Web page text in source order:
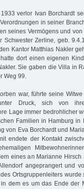
verlor Ivan Borchardt
in seiner
seines Vermögens und
Schwester Zerline, geb.
Kantor Matthias Nakler
dort einen eigenen
Sie gaben die Villa in
Weg 99.
war, führte seine
Druck, sich von
Lage immer bedrohlicher
Familien in Hamburg in
von Eva Borchardt und
endete der Kontakt
eines an Marianne
angeprangert und
Ortsgruppenleiters wurde
dem es um das Ende der